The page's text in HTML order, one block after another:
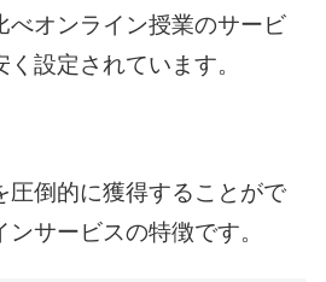
べオンライン授業のサービ
設定されています。
圧倒的に獲得することがで
サービスの特徴です。